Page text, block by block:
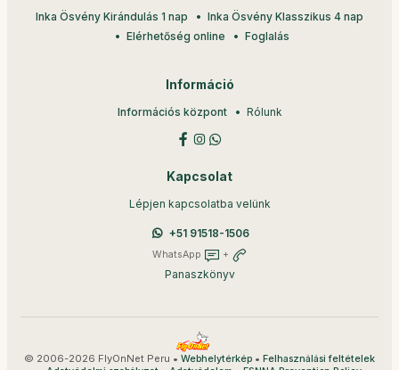
Inka Ösvény Kirándulás 1 nap
Inka Ösvény Klasszikus 4 nap
Elérhetőség online
Foglalás
Információ
Információs központ Rólunk
Kapcsolat
Lépjen kapcsolatba velünk
+51 91518-1506
WhatsApp +
Panaszkönyv
© 2006-2026 FlyOnNet Peru • Webhelytérkép • Felhasználási feltételek